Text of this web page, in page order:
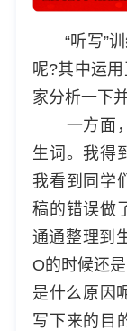
“听写”训
呢?其中运
家分析一下
一方面，
生词。我得
我看到同学
稿的错误做
通通整理到
O的时候还
是什么原因
写下来的目